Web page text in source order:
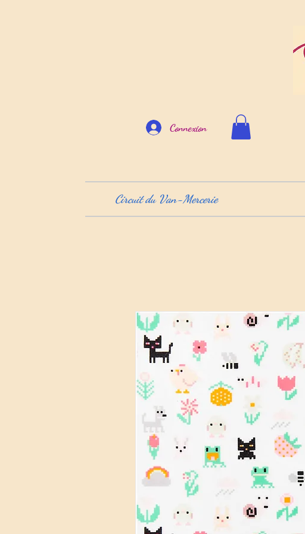
Connexion
Circuit du Van-Mercerie